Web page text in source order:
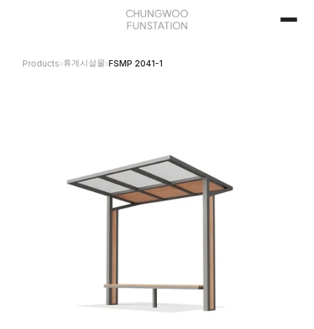
Products›휴게시설물›FSMP 2041-1